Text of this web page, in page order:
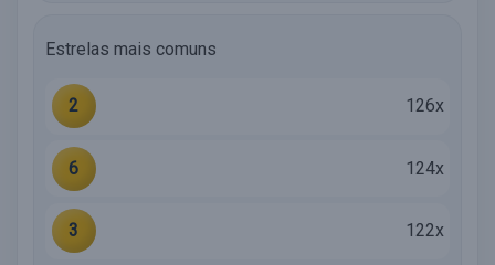
Estrelas mais comuns
2 126x
6 124x
3 122x